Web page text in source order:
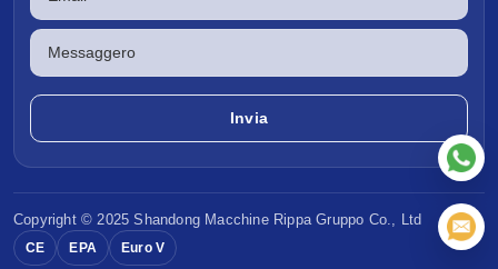
Copyright © 2025 Shandong Macchine RippaGruppo Co., Ltd
CE EPA Euro V